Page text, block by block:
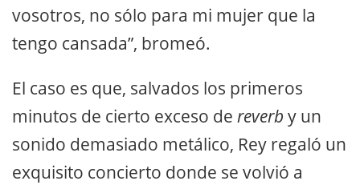
vosotros, no sólo para mi mujer que la
tengo cansada”, bromeó.
El caso es que, salvados los primeros
minutos de cierto exceso de reverb y un
sonido demasiado metálico, Rey regaló un
exquisito concierto donde se volvió a